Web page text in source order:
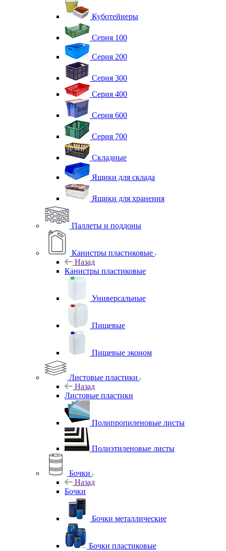
Куботейнеры
Серия 100
Серия 200
Серия 300
Серия 400
Серия 600
Серия 700
Складные
Ящики для склада
Ящики для хранения
Паллеты и поддоны
Канистры пластиковые
Назад
Канистры пластиковые
Универсальные
Пищевые
Пищевые эконом
Листовые пластики
Назад
Листовые пластики
Полипропиленовые листы
Полиэтиленовые листы
Бочки
Назад
Бочки
Бочки металлические
Бочки пластиковые